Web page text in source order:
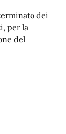
dei
per la
del